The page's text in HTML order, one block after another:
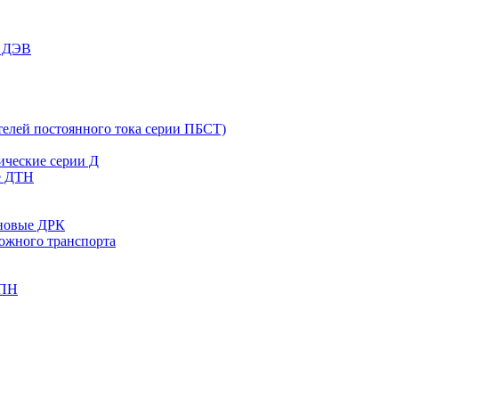
ДЭВ
постоянного тока серии ПБСТ)
серии Д
ДТН
ДРК
транспорта